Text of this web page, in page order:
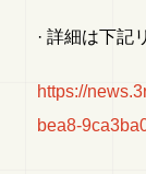
· 詳細は下記
https://
bea8-